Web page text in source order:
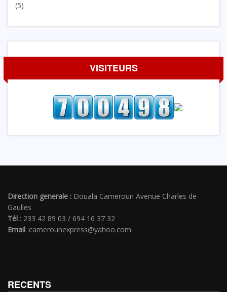
(5)
VISITEURS
Direction generale : Douala Cameroun Avenue Charles de
Gaulles
Tél : 233 42 89 03 / 694 16 37 32
Email :camerounexpress@yahoo.com
RECENTS